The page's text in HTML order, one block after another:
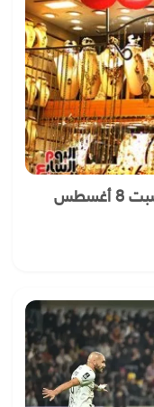
عامل كام سعر جرام الذهب اليوم السبت 8 أغسطس